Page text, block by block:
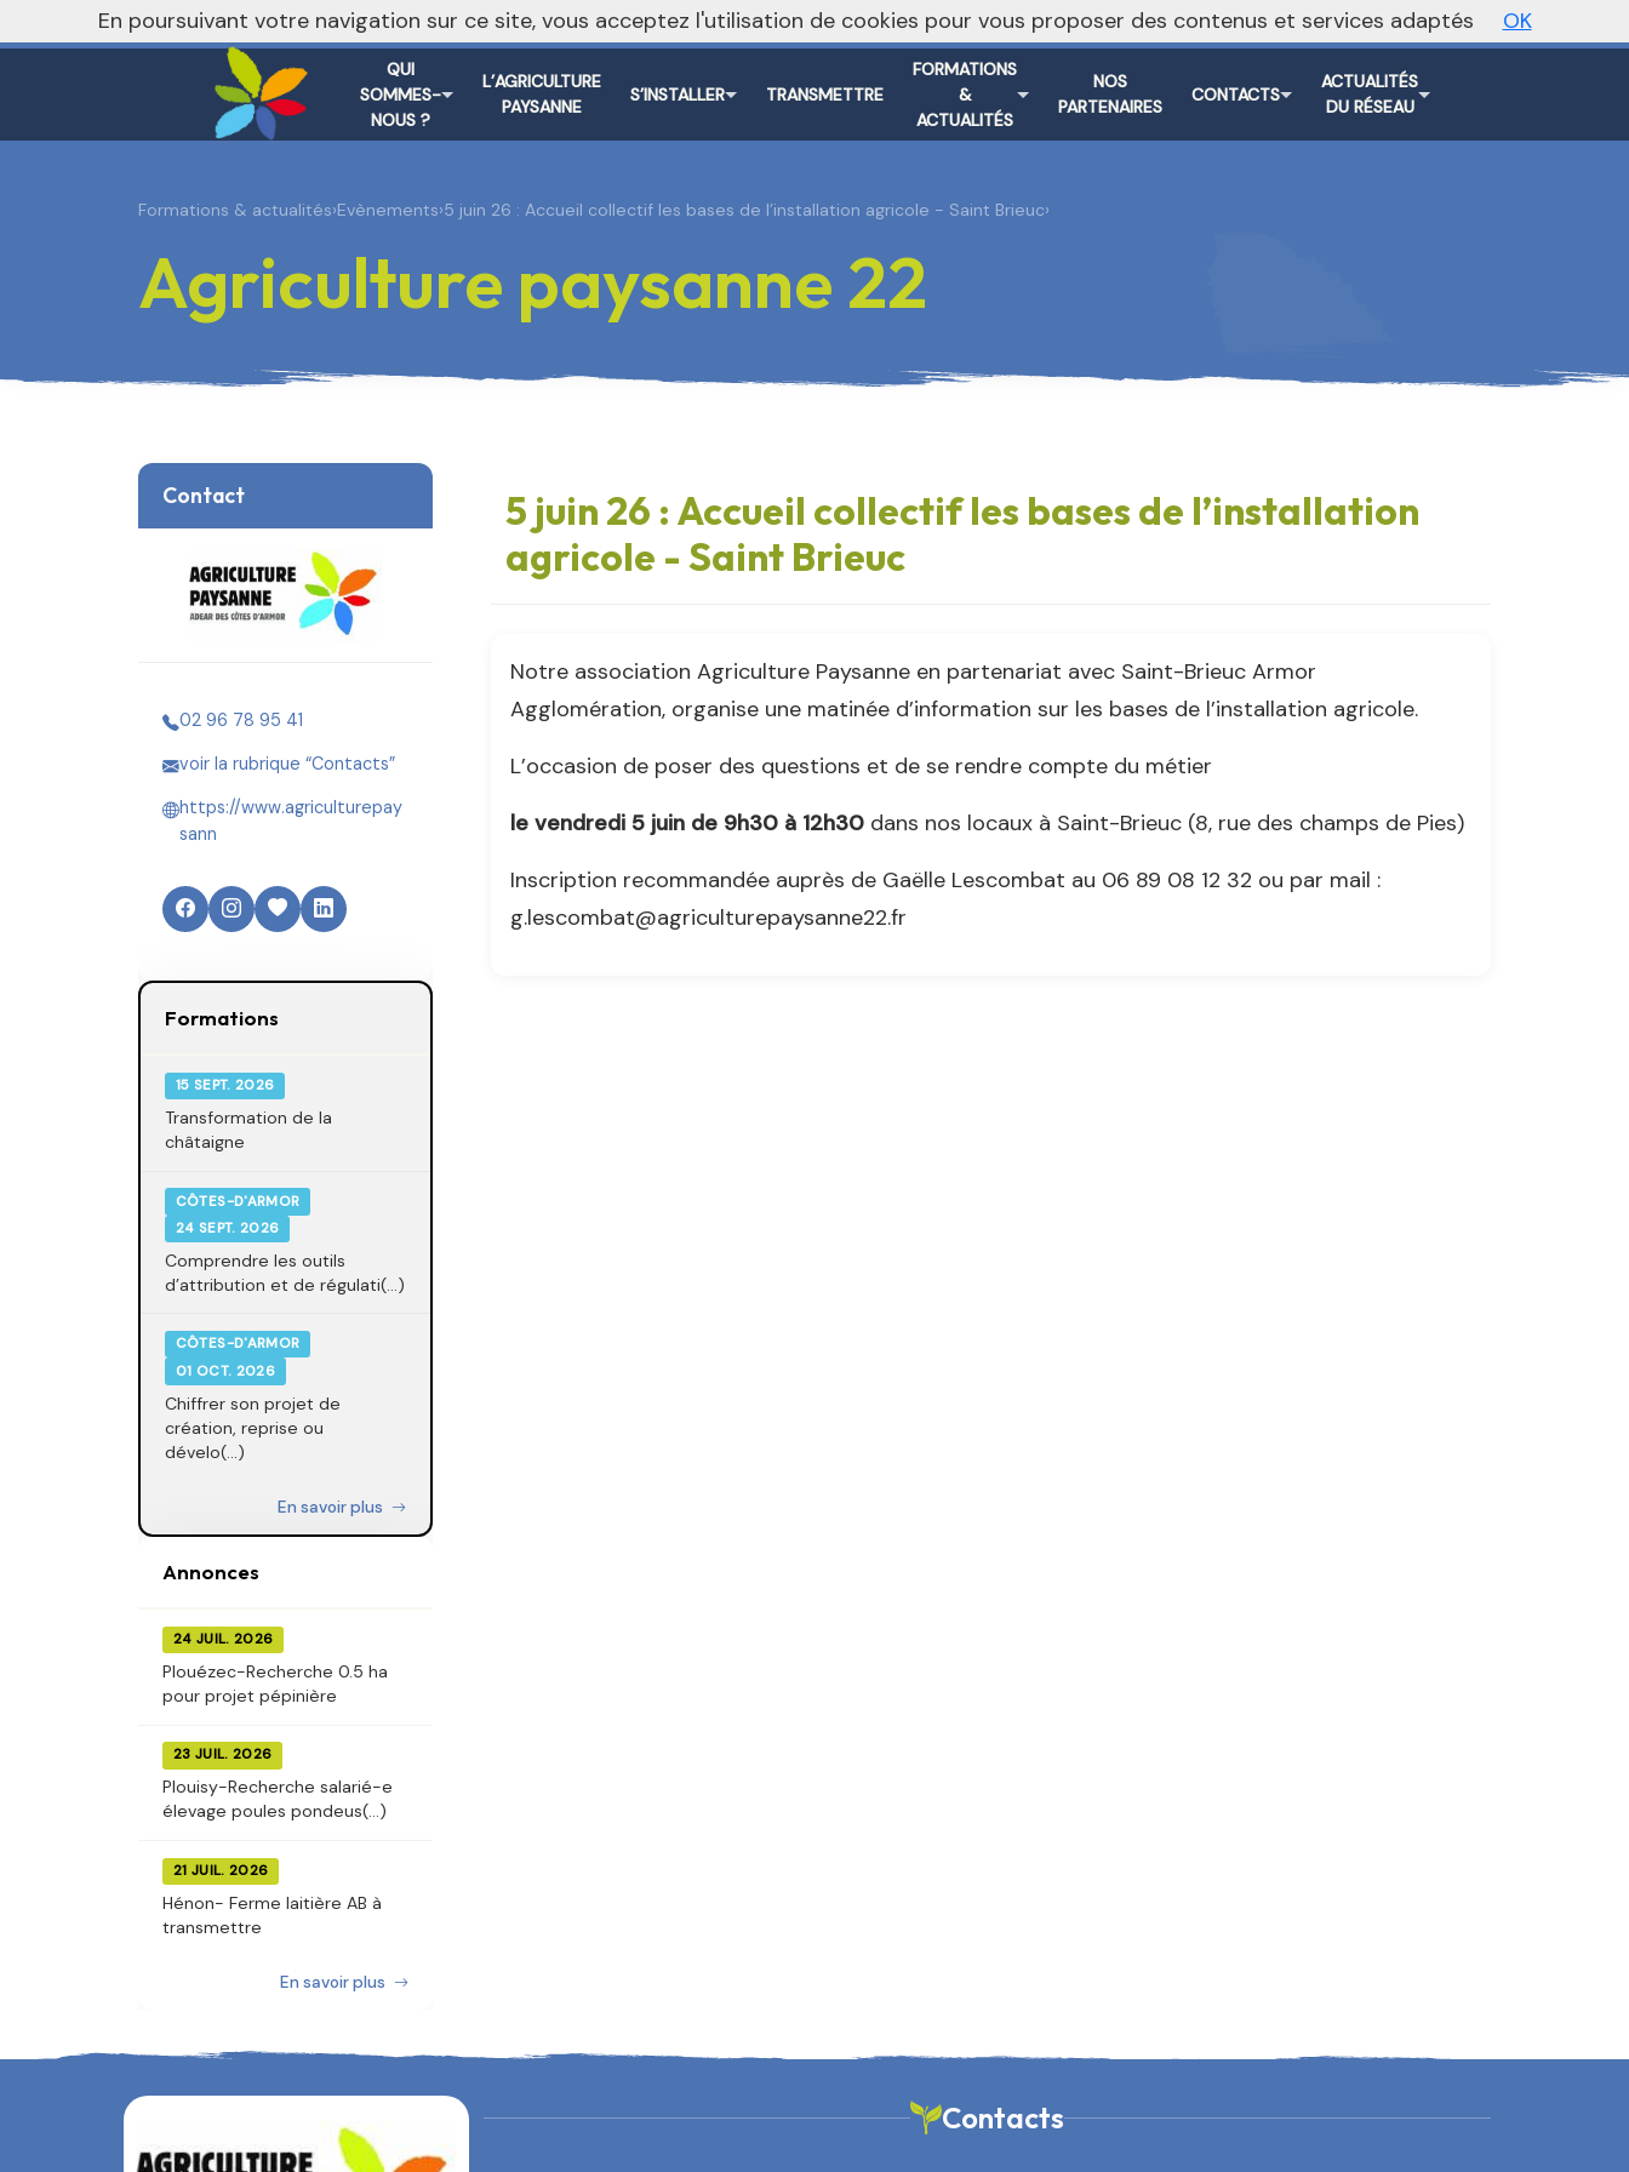
Vers le site national
QUI
SOMMES-
NOUS ?
L’AGRICULTURE
PAYSANNE
S’INSTALLER TRANSMETTRE
FORMATIONS
&
ACTUALITÉS
NOS
PARTENAIRES
CONTACTS
ACTUALITÉS
DU RÉSEAU
nivo_2026: 1
Formations & actualités›Evènements›5 juin 26 : Accueil collectif les bases de l’installation agricole - Saint Brieuc›
Agriculture paysanne 22
Contact
02 96 78 95 41
voir la rubrique “Contacts”
https://www.agriculturepay
sann
Formations
15 SEPT. 2026
Transformation de la
châtaigne
CÔTES-D'ARMOR
24 SEPT. 2026
Comprendre les outils
d’attribution et de régulati(...)
CÔTES-D'ARMOR
01 OCT. 2026
Chiffrer son projet de
création, reprise ou
dévelo(...)
En savoir plus
Annonces
24 JUIL. 2026
Plouézec-Recherche 0.5 ha
pour projet pépinière
23 JUIL. 2026
Plouisy-Recherche salarié-e
élevage poules pondeus(...)
21 JUIL. 2026
Hénon- Ferme laitière AB à
transmettre
En savoir plus
5 juin 26 : Accueil collectif les bases de l’installation
agricole - Saint Brieuc
Notre association Agriculture Paysanne en partenariat avec Saint-Brieuc Armor
Agglomération, organise une matinée d’information sur les bases de l’installation agricole.
L’occasion de poser des questions et de se rendre compte du métier
le vendredi 5 juin de 9h30 à 12h30 dans nos locaux à Saint-Brieuc (8, rue des champs de Pies)
Inscription recommandée auprès de Gaëlle Lescombat au 06 89 08 12 32 ou par mail :
g.lescombat@agriculturepaysanne22.fr
Contacts
En poursuivant votre navigation sur ce site, vous acceptez l'utilisation de cookies pour vous proposer des contenus et services adaptés OK